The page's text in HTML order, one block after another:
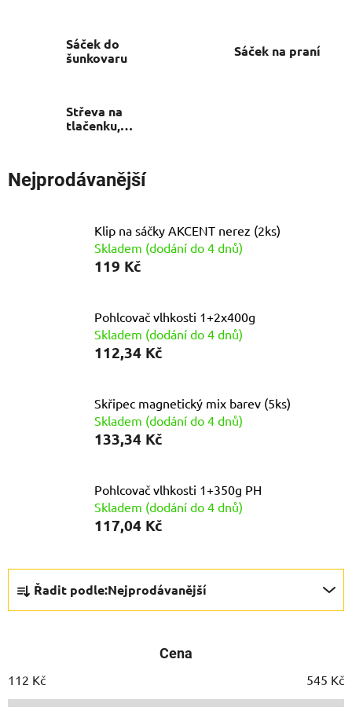
Sáček do
šunkovaru
Sáček na praní
Střeva na
tlačenku,
Nejprodávanější
Klip na sáčky AKCENT nerez (2ks)
Skladem (dodání do 4 dnů)
119 Kč
Pohlcovač vlhkosti 1+2x400g
Skladem (dodání do 4 dnů)
112,34 Kč
Skřipec magnetický mix barev (5ks)
Skladem (dodání do 4 dnů)
133,34 Kč
Pohlcovač vlhkosti 1+350g PH
Skladem (dodání do 4 dnů)
117,04 Kč
í
p
Řadit podle:Nejprodávanější
Cena
112 Kč 545 Kč